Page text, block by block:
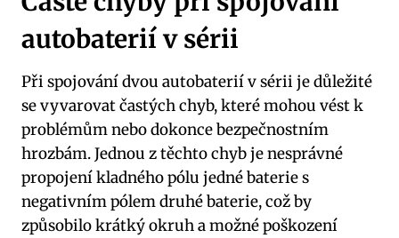
autobaterií v sérii
Při spojování dvou autobaterií v sérii je důležité
se vyvarovat častých chyb, které mohou vést k
problémům nebo dokonce bezpečnostním
hrozbám. Jednou z těchto chyb je nesprávné
propojení kladného pólu jedné baterie s
negativním pólem druhé baterie, což by
způsobilo krátký okruh a možné poškození